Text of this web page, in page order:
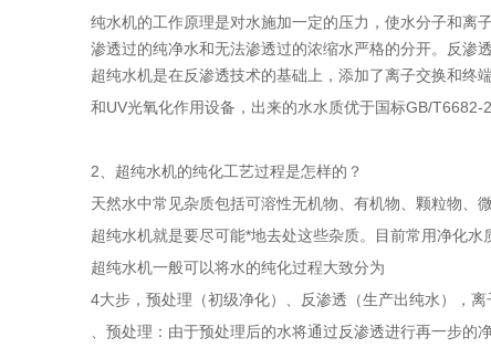
纯水机的工作原理是对水施加一定的压力，使水分子和离
渗透过的纯净水和无法渗透过的浓缩水严格的分开。反渗
超纯水机是在反渗透技术的基础上，添加了离子交换和终
和UV光氧化作用设备，出来的水水质优于国标GB/T6682-
2、超纯水机的纯化工艺过程是怎样的？
天然水中常见杂质包括可溶性无机物、有机物、颗粒物、
超纯水机就是要尽可能*地去处这些杂质。目前常用净化
超纯水机一般可以将水的纯化过程大致分为
4大步，预处理（初级净化）、反渗透（生产出纯水），
、预处理：由于预处理后的水将通过反渗透进行再一步